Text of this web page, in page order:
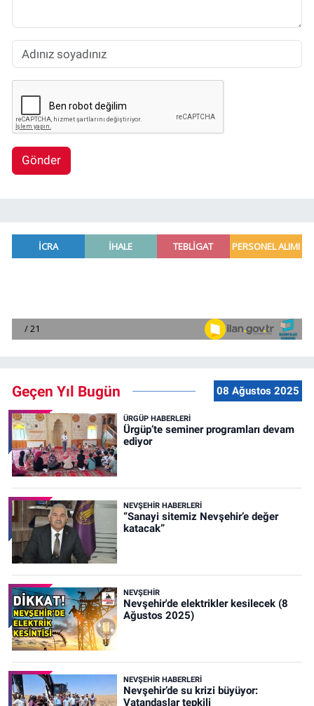
Gönder
Geçen Yıl Bugün 08 Ağustos 2025
ÜRGÜP HABERLERI
Ürgüp’te seminer programları devam
ediyor
NEVŞEHIR HABERLERI
“Sanayi sitemiz Nevşehir’e değer
katacak”
NEVŞEHIR
Nevşehir'de elektrikler kesilecek (8
Ağustos 2025)
NEVŞEHIR HABERLERI
Nevşehir’de su krizi büyüyor:
Vatandaşlar tepkili